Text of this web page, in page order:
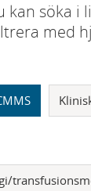
kan söka i
med